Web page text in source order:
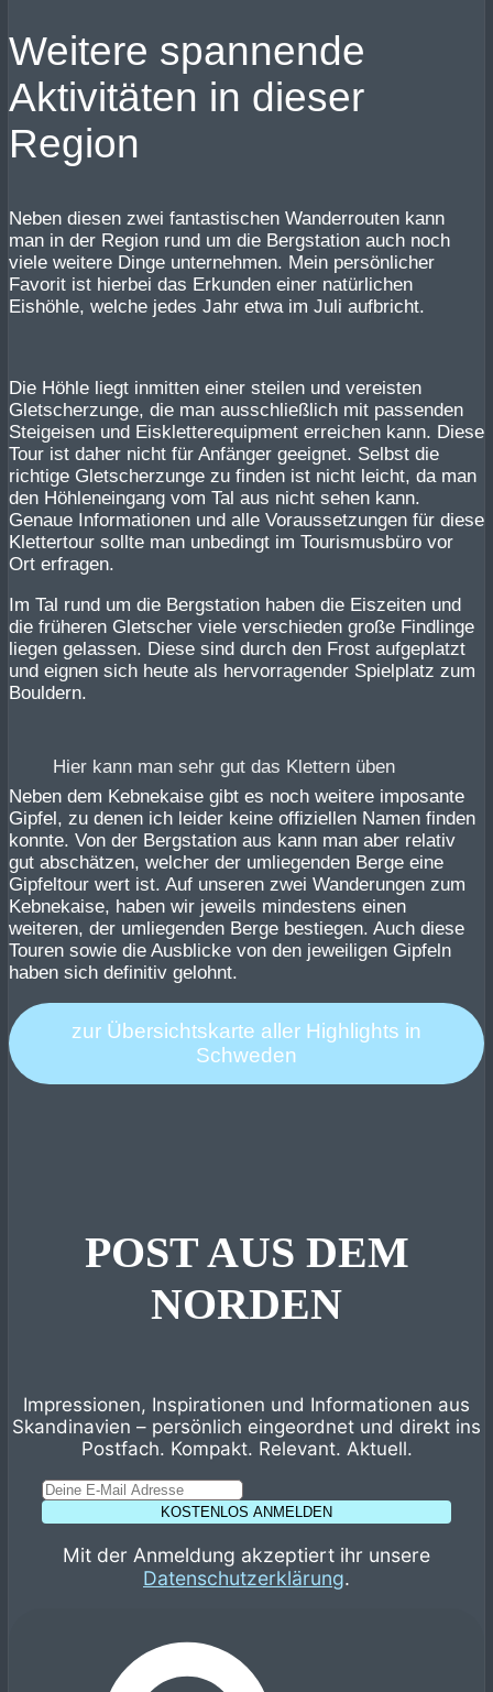
Weitere spannende
Aktivitäten in dieser
Region
Neben diesen zwei fantastischen Wanderrouten kann
man in der Region rund um die Bergstation auch noch
viele weitere Dinge unternehmen. Mein persönlicher
Favorit ist hierbei das Erkunden einer natürlichen
Eishöhle, welche jedes Jahr etwa im Juli aufbricht.
Die Höhle liegt inmitten einer steilen und vereisten
Gletscherzunge, die man ausschließlich mit passenden
Steigeisen und Eiskletterequipment erreichen kann. Diese
Tour ist daher nicht für Anfänger geeignet. Selbst die
richtige Gletscherzunge zu finden ist nicht leicht, da man
den Höhleneingang vom Tal aus nicht sehen kann.
Genaue Informationen und alle Voraussetzungen für diese
Klettertour sollte man unbedingt im Tourismusbüro vor
Ort erfragen.
Im Tal rund um die Bergstation haben die Eiszeiten und
die früheren Gletscher viele verschieden große Findlinge
liegen gelassen. Diese sind durch den Frost aufgeplatzt
und eignen sich heute als hervorragender Spielplatz zum
Bouldern.
Hier kann man sehr gut das Klettern üben
Neben dem Kebnekaise gibt es noch weitere imposante
Gipfel, zu denen ich leider keine offiziellen Namen finden
konnte. Von der Bergstation aus kann man aber relativ
gut abschätzen, welcher der umliegenden Berge eine
Gipfeltour wert ist. Auf unseren zwei Wanderungen zum
Kebnekaise, haben wir jeweils mindestens einen
weiteren, der umliegenden Berge bestiegen. Auch diese
Touren sowie die Ausblicke von den jeweiligen Gipfeln
haben sich definitiv gelohnt.
zur Übersichtskarte aller Highlights in
Schweden
POST AUS DEM
NORDEN
Impressionen, Inspirationen und Informationen aus
Skandinavien – persönlich eingeordnet und direkt ins
Postfach. Kompakt. Relevant. Aktuell.
KOSTENLOS ANMELDEN
Mit der Anmeldung akzeptiert ihr unsere
Datenschutzerklärung.